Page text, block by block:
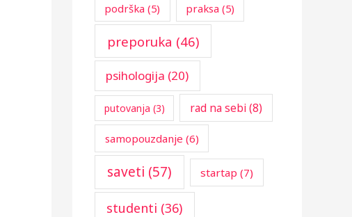
podrška (5) praksa (5)
preporuka (46)
psihologija (20)
putovanja (3) rad na sebi(8)
samopouzdanje (6)
saveti (57) startap (7)
studenti (36)